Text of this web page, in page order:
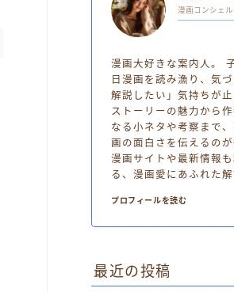
漫画コンシェル
漫画大好きな案内人。
日漫画を読み漁り、気
解説したい」気持ちが止
ストーリーの魅力から
なる小ネタや考察まで
画の面白さを伝えるの
漫画サイトや最新情報
る、漫画愛にあふれた解
プロフィールを読む
最近の投稿